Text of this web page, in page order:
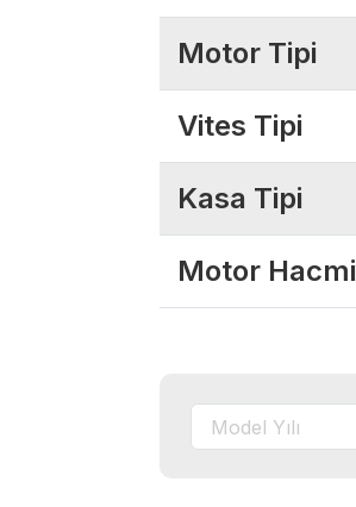
Motor Tipi
Vites Tipi
Kasa Tipi
Motor Hacmi